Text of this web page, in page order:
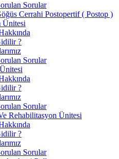
Sorular
Cerrahi Postopertif ( Postop )
Ünitesi
?
Sorular
?
Sorular
Rehabilitasyon Ünitesi
?
Sorular